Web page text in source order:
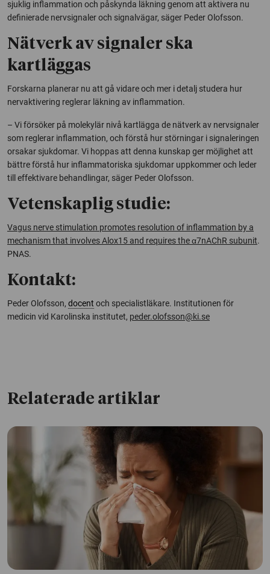
sjuklig inflammation och påskynda läkning genom att aktivera nu
definierade nervsignaler och signalvägar, säger Peder Olofsson.
Nätverk av signaler ska
kartläggas
Forskarna planerar nu att gå vidare och mer i detalj studera hur
nervaktivering reglerar läkning av inflammation.
– Vi försöker på molekylär nivå kartlägga de nätverk av nervsignaler
som reglerar inflammation, och förstå hur störningar i signaleringen
orsakar sjukdomar. Vi hoppas att denna kunskap ger möjlighet att
bättre förstå hur inflammatoriska sjukdomar uppkommer och leder
till effektivare behandlingar, säger Peder Olofsson.
Vetenskaplig studie:
Vagus nerve stimulation promotes resolution of inflammation by a
mechanism that involves Alox15 and requires the α7nAChR subunit.
PNAS.
Kontakt:
Peder Olofsson, docent och specialistläkare. Institutionen för
medicin vid Karolinska institutet, peder.olofsson@ki.se
Relaterade artiklar